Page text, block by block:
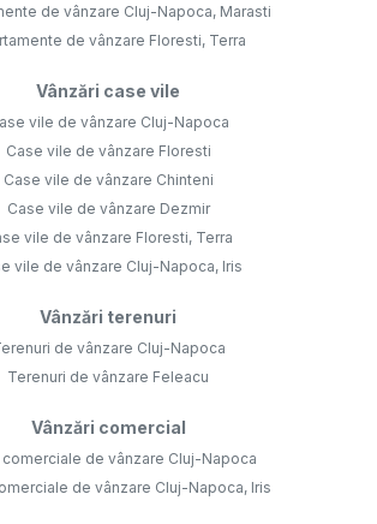
de vânzare Cluj-Napoca, Marasti
de vânzare Floresti, Terra
Vânzări case vile
vile de vânzare Cluj-Napoca
Case vile de vânzare Floresti
Case vile de vânzare Chinteni
Case vile de vânzare Dezmir
vile de vânzare Floresti, Terra
vile de vânzare Cluj-Napoca, Iris
Vânzări terenuri
de vânzare Cluj-Napoca
Terenuri de vânzare Feleacu
Vânzări comercial
comerciale de vânzare Cluj-Napoca
de vânzare Cluj-Napoca, Iris